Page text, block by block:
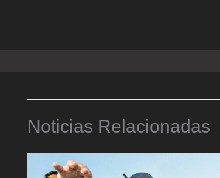
Noticias Relacionadas